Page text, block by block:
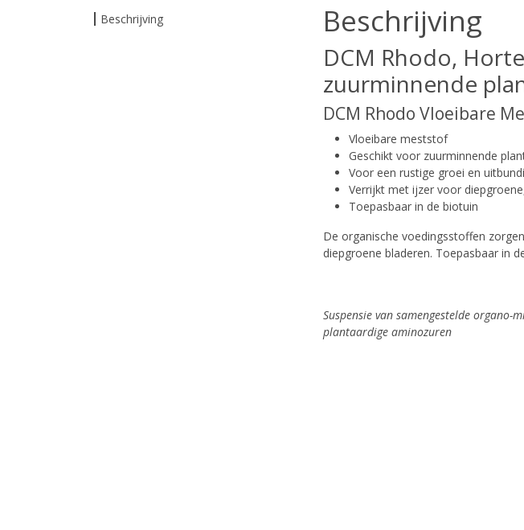
Beschrijving Beschrijving
DCM Rhodo,
zuurminnende
DCM Rhodo Vloeibare
Vloeibare meststof
Geschikt voor zuurminnende
Voor een rustige groei en
Verrijkt met ijzer voor
Toepasbaar in de biotuin
De organische voedingsstoffen
diepgroene bladeren. Toepasbaar in
Suspensie van samengestelde
plantaardige aminozuren